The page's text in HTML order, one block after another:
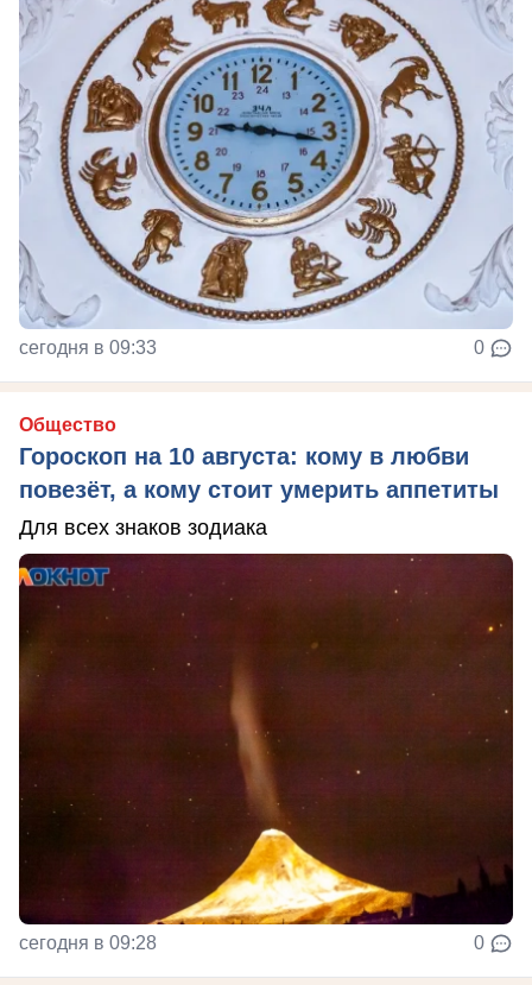
сегодня в 09:33 0
Общество
Гороскоп на 10 августа: кому в любви
повезёт, а кому стоит умерить аппетиты
Для всех знаков зодиака
сегодня в 09:28 0